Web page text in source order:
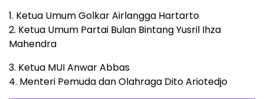
1. Ketua Umum Golkar Airlangga Hartarto
2. Ketua Umum Partai Bulan Bintang Yusril Ihza
Mahendra
3. Ketua MUI Anwar Abbas
4. Menteri Pemuda dan Olahraga Dito Ariotedjo